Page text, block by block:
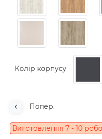
Колір корпусу
Попер.
Виготовлення 7 - 10